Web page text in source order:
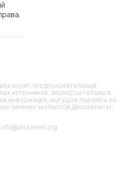
носит предположительный
источников. Эксперты готовы в
информация, могущая повлиять на
(мнения экспертов Диссернета)